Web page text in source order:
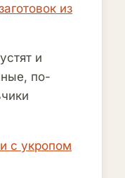
из
и
по-
с укропом